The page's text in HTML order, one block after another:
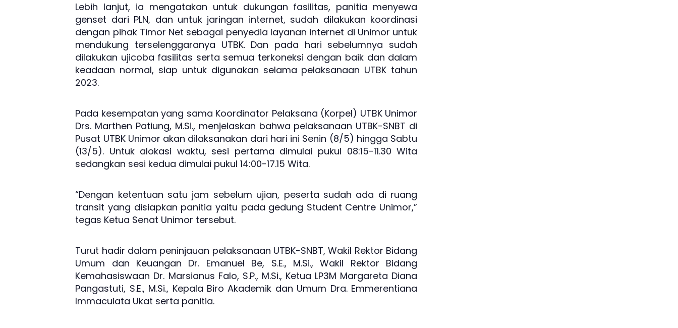
Lebih lanjut, ia mengatakan untuk dukungan fasilitas, panitia menyewa
genset dari PLN, dan untuk jaringan internet, sudah dilakukan koordinasi
dengan pihak Timor Net sebagai penyedia layanan internet di Unimor untuk
mendukung terselenggaranya UTBK. Dan pada hari sebelumnya sudah
dilakukan ujicoba fasilitas serta semua terkoneksi dengan baik dan dalam
keadaan normal, siap untuk digunakan selama pelaksanaan UTBK tahun
2023.
Pada kesempatan yang sama Koordinator Pelaksana (Korpel) UTBK Unimor
Drs. Marthen Patiung, M.Si., menjelaskan bahwa pelaksanaan UTBK-SNBT di
Pusat UTBK Unimor akan dilaksanakan dari hari ini Senin (8/5) hingga Sabtu
(13/5). Untuk alokasi waktu, sesi pertama dimulai pukul 08:15-11.30 Wita
sedangkan sesi kedua dimulai pukul 14:00-17.15 Wita.
“Dengan ketentuan satu jam sebelum ujian, peserta sudah ada di ruang
transit yang disiapkan panitia yaitu pada gedung Student Centre Unimor,”
tegas Ketua Senat Unimor tersebut.
Turut hadir dalam peninjauan pelaksanaan UTBK-SNBT, Wakil Rektor Bidang
Umum dan Keuangan Dr. Emanuel Be, S.E., M.Si., Wakil Rektor Bidang
Kemahasiswaan Dr. Marsianus Falo, S.P., M.Si., Ketua LP3M Margareta Diana
Pangastuti, S.E., M.Si., Kepala Biro Akademik dan Umum Dra. Emmerentiana
Immaculata Ukat serta panitia.